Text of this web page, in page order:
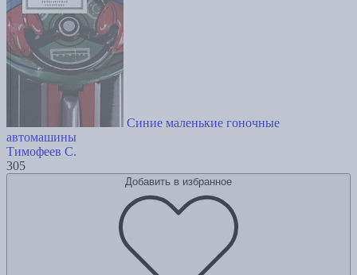
Синие маленькие гоночные
автомашины
Тимофеев С.
305
Добавить в избранное